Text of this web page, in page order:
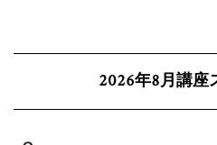
2026年8月講座